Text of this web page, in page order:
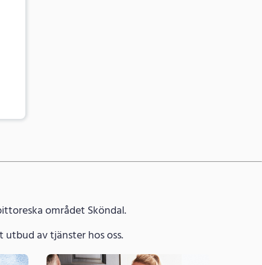
området Sköndal.
av tjänster hos oss.